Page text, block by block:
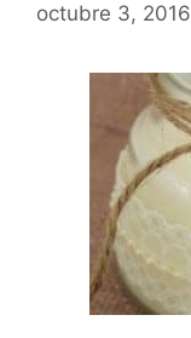
octubre 3, 2016